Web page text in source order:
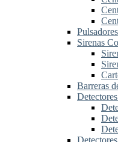
Sirenas
Barreras